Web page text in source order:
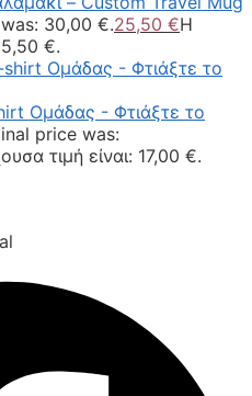
30,00 €.25,50 €Η
€.
Ομάδας - Φτιάξτε το
price was:
τιμή είναι: 17,00 €.